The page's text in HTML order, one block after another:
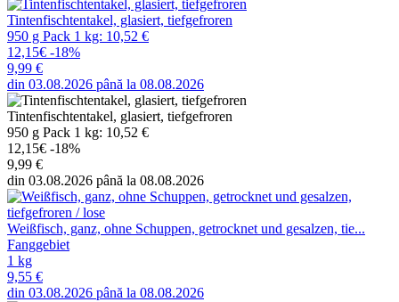
Tintenfischtentakel, glasiert, tiefgefroren
950 g Pack 1 kg: 10,52 €
12,15€ -18%
9,99 €
din 03.08.2026 până la 08.08.2026
Tintenfischtentakel, glasiert, tiefgefroren
950 g Pack 1 kg: 10,52 €
12,15€ -18%
9,99 €
din 03.08.2026 până la 08.08.2026
Weißfisch, ganz, ohne Schuppen, getrocknet und gesalzen, tie...
Fanggebiet
1 kg
9,55 €
din 03.08.2026 până la 08.08.2026